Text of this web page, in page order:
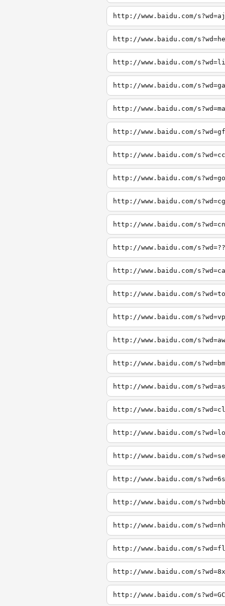
http://www.baidu.com/s?wd=aj
http://www.baidu.com/
http://www.baidu.com/
http://www.baidu.com/
http://www.baidu.com/
http://www.baidu.com/
http://www.baidu.com/
http://www.baidu.com/
http://www.baidu.com/
http://www.baidu.com/
http://www.baidu.com/
http://www.baidu.com/
http://www.baidu.com/
http://www.baidu.com/
http://www.baidu.com/
http://www.baidu.com/
http://www.baidu.com/
http://www.baidu.com/
http://www.baidu.com/
http://www.baidu.com/
http://www.baidu.com/
http://www.baidu.com/
http://www.baidu.com/
http://www.baidu.com/
http://www.baidu.com/
http://www.baidu.com/